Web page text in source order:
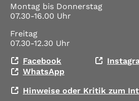
Montag bis Donnerstag
07.30-16.00 Uhr
Freitag
07.30-12.30 Uhr
Facebook
WhatsApp
Hinweise oder Kritik zum